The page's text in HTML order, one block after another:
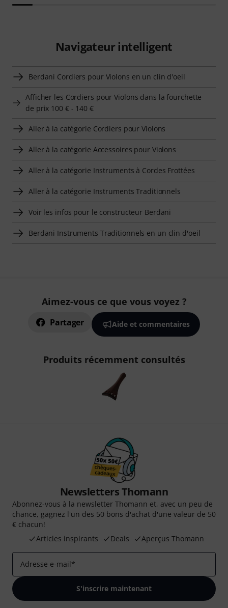
Navigateur intelligent
Berdani Cordiers pour Violons en un clin d'oeil
Afficher les Cordiers pour Violons dans la fourchette
de prix 100 € - 140 €
Aller à la catégorie Cordiers pour Violons
Aller à la catégorie Accessoires pour Violons
Aller à la catégorie Instruments à Cordes Frottées
Aller à la catégorie Instruments Traditionnels
Voir les infos pour le constructeur Berdani
Berdani Instruments Traditionnels en un clin d'oeil
Aimez-vous ce que vous voyez ?
Partager Aide et commentaires
Produits récemment consultés
Newsletters Thomann
Abonnez-vous à la newsletter Thomann et, avec un peu de
chance, gagnez l'un des 50 bons d'achat d'une valeur de 50
€ chacun!
Articles inspirants
Deals Aperçus Thomann
Adresse e-mail*
S'inscrire maintenant